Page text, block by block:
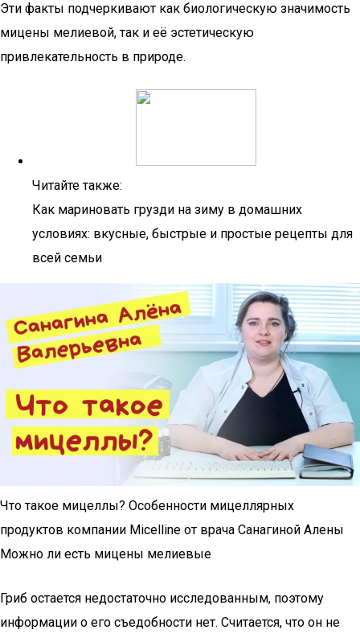
Эти факты подчеркивают как биологическую значимость
мицены мелиевой, так и её эстетическую
привлекательность в природе.
Читайте также:
Как мариновать грузди на зиму в домашних
условиях: вкусные, быстрые и простые рецепты для
всей семьи
Что такое мицеллы? Особенности мицеллярных
продуктов компании Micelline от врача Санагиной Алены
Можно ли есть мицены мелиевые
Гриб остается недостаточно исследованным, поэтому
информации о его съедобности нет. Считается, что он не